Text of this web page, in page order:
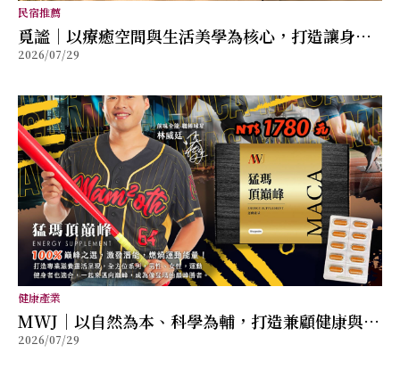
民宿推薦
覓謐｜以療癒空間與生活美學為核心，打造讓身心
放鬆的質感生活提案
2026/07/29
健康產業
MWJ｜以自然為本、科學為輔，打造兼顧健康與幸
福的全方位保健品牌
2026/07/29